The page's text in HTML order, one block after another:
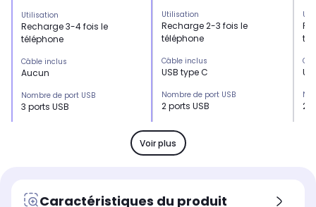
Utilisation
Recharge 3-4 fois le
téléphone
Câble inclus
Aucun
Nombre de port USB
3 ports USB
Type de batterie
Utilisation
Recharge 2-3 fois le
téléphone
Câble inclus
USB type C
Nombre de port USB
2 ports USB
Capacité
10.000 mAh
Type de batterie
2
Voir plus
Caractéristiques du produit